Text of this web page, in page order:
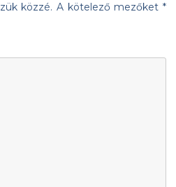
közzé. A kötelező mezőket*